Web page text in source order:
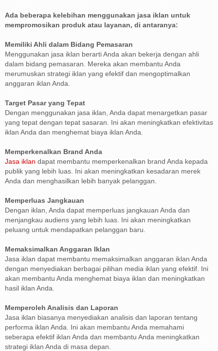
Ada beberapa kelebihan menggunakan jasa iklan untuk
mempromosikan produk atau layanan, di antaranya:
Memiliki Ahli dalam Bidang Pemasaran
Menggunakan jasa iklan berarti Anda akan bekerja dengan ahli
dalam bidang pemasaran. Mereka akan membantu Anda
merumuskan strategi iklan yang efektif dan mengoptimalkan
anggaran iklan Anda.
Target Pasar yang Tepat
Dengan menggunakan jasa iklan, Anda dapat menargetkan pasar
yang tepat dengan tepat sasaran. Ini akan meningkatkan efektivitas
iklan Anda dan menghemat biaya iklan Anda.
Memperkenalkan Brand Anda
Jasa iklan dapat membantu memperkenalkan brand Anda kepada
publik yang lebih luas. Ini akan meningkatkan kesadaran merek
Anda dan menghasilkan lebih banyak pelanggan.
Memperluas Jangkauan
Dengan iklan, Anda dapat memperluas jangkauan Anda dan
menjangkau audiens yang lebih luas. Ini akan meningkatkan
peluang untuk mendapatkan pelanggan baru.
Memaksimalkan Anggaran Iklan
Jasa iklan dapat membantu memaksimalkan anggaran iklan Anda
dengan menyediakan berbagai pilihan media iklan yang efektif. Ini
akan membantu Anda menghemat biaya iklan dan meningkatkan
hasil iklan Anda.
Memperoleh Analisis dan Laporan
Jasa iklan biasanya menyediakan analisis dan laporan tentang
performa iklan Anda. Ini akan membantu Anda memahami
seberapa efektif iklan Anda dan membantu Anda meningkatkan
strategi iklan Anda di masa depan.